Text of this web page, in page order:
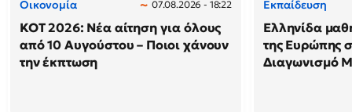
Οικονομία 07.08.2026 - 18:22
ΚΟΤ 2026: Νέα αίτηση για όλους
από 10 Αυγούστου – Ποιοι χάνουν
την έκπτωση
Εκπαίδευση
Ελληνίδα
της Ευρώπης
Διαγωνισμό